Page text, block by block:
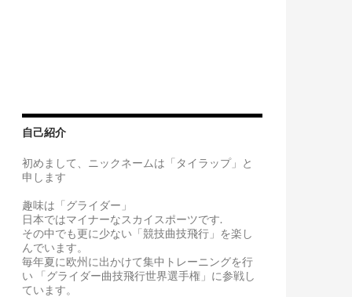
自己紹介
初めまして、ニックネームは「タイラップ」と
申します
趣味は「グライダー」
日本ではマイナーなスカイスポーツです.
その中でも更に少ない「競技曲技飛行」を楽し
んでいます。
毎年夏に欧州に出かけて集中トレーニングを行
い 「グライダー曲技飛行世界選手権」に参戦し
ています。